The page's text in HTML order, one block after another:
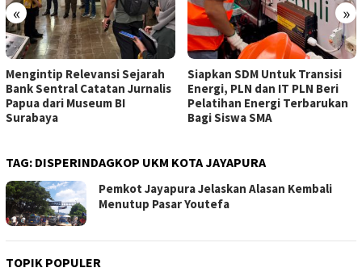
« »
Mengintip Relevansi Sejarah
Bank Sentral Catatan Jurnalis
Papua dari Museum BI
Surabaya
Siapkan SDM Untuk Transisi
Energi, PLN dan IT PLN Beri
Pelatihan Energi Terbarukan
Bagi Siswa SMA
TAG: DISPERINDAGKOP UKM KOTA JAYAPURA
Pemkot Jayapura Jelaskan Alasan Kembali
Menutup Pasar Youtefa
TOPIK POPULER